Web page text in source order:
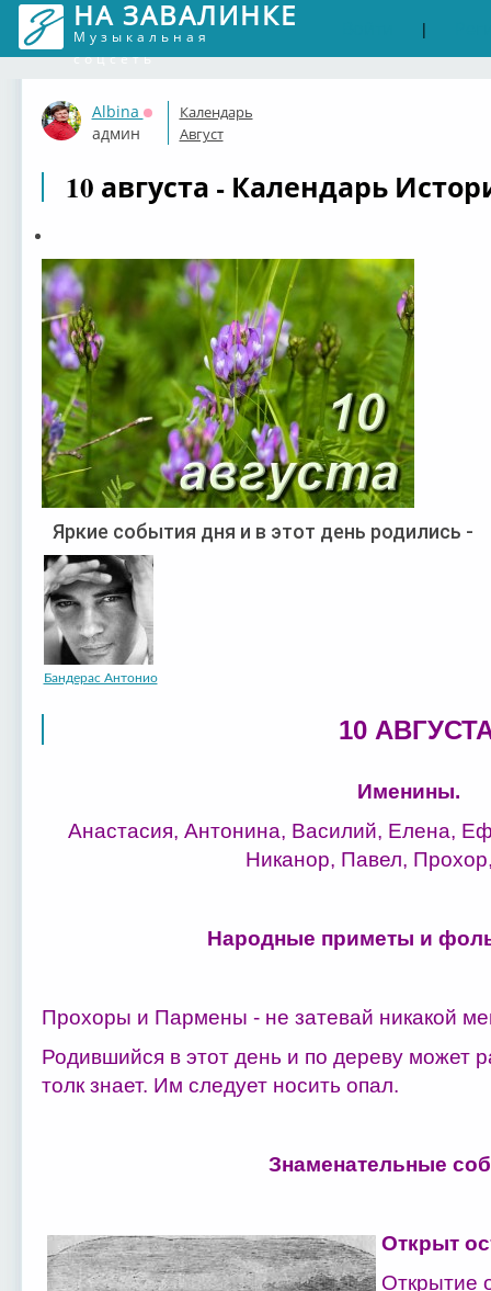
НА ЗАВАЛИНКЕ
Музыкальная
соцсеть
|
Albina
Оффлайн
админ
Календарь
Август
10 августа - Календарь
Яркие события дня и в этот день родились -
Бандерас Антонио
10
Именины.
Анастасия, Антонина, Василий, Елена,
Никанор, Павел,
Народные приметы и
Прохоры и Пармены - не затевай никакой
Родившийся в этот день и по дереву может
толк знает. Им следует носить опал.
Знаменательные
Открыт
Открытие